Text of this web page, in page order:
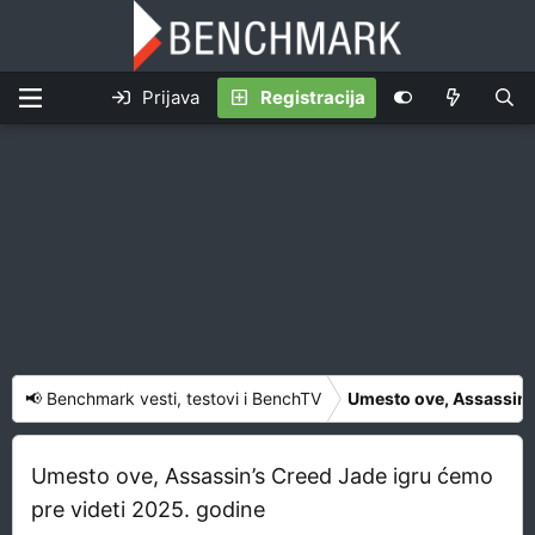
Prijava Registracija
📢 Benchmark vesti, testovi i BenchTV Umesto ove,
Umesto ove, Assassin’s Creed Jade igru ćemo
pre videti 2025. godine